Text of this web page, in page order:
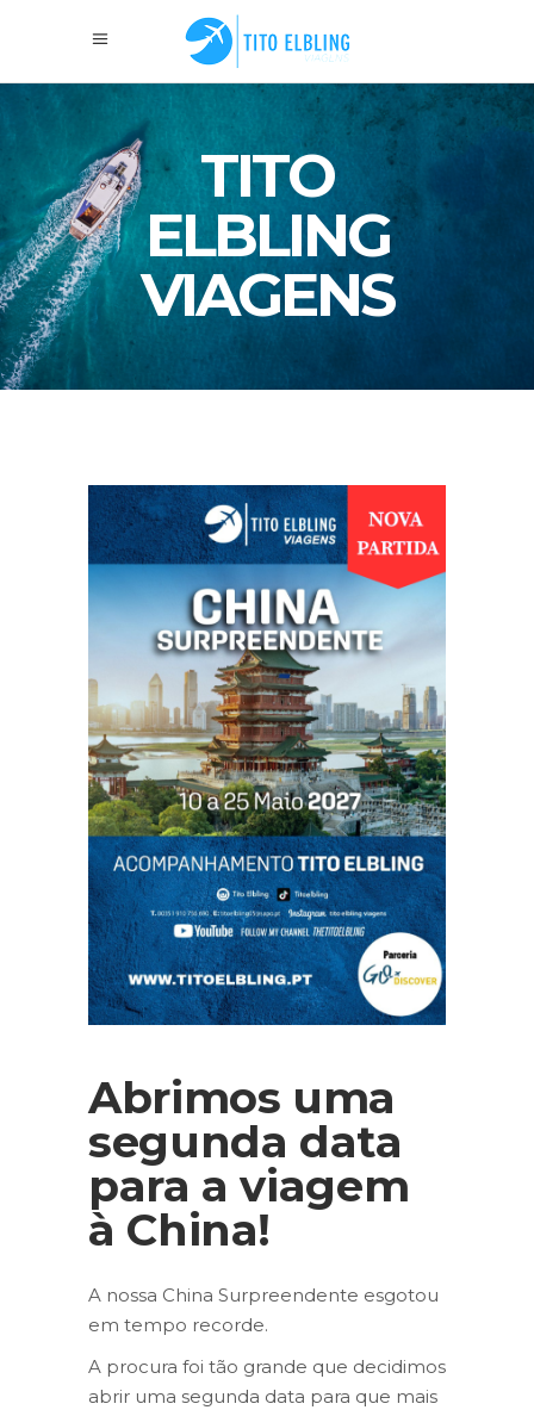
TITO
ELBLING
VIAGENS
Abrimos uma
segunda data
para a viagem
à China!
A nossa China Surpreendente esgotou
em tempo recorde.
A procura foi tão grande que decidimos
abrir uma segunda data para que mais